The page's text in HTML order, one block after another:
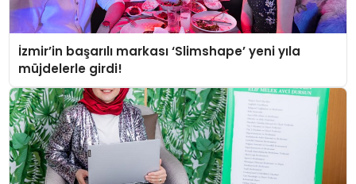
İzmir’in başarılı markası ‘Slimshape’ yeni yıla
müjdelerle girdi!